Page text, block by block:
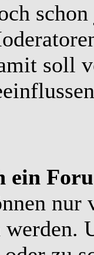
soll
ein
nur
werden.